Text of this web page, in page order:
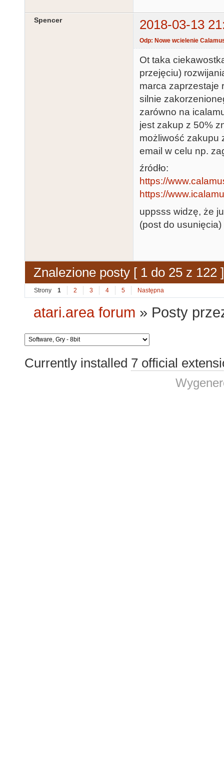
Spencer 2018-03-13
Odp: Nowe wcielenie
Ot taka
przejęciu)
marca zaprzestaje
silnie
zarówno na
jest zakup z 50%
możliwość zakupu
email w celu np.
źródło:
https://
https://
uppsss widzę, że
(post do usunięcia)
Znalezione posty [ 1 do 25 z 122 ]
Strony 1 2 3 4 5 Następna
atari.area forum » Posty
Currently installed 7 official